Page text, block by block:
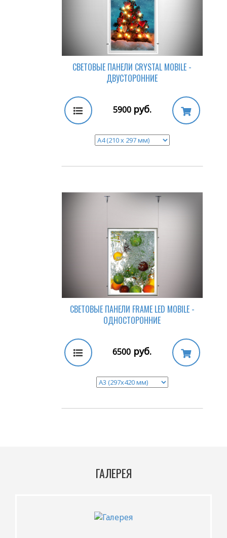
СВЕТОВЫЕ ПАНЕЛИ CRYSTAL MOBILE -
ДВУСТОРОННИЕ
5900 руб.
СВЕТОВЫЕ ПАНЕЛИ FRAME LED MOBILE -
ОДНОСТОРОННИЕ
6500 руб.
ГАЛЕРЕЯ